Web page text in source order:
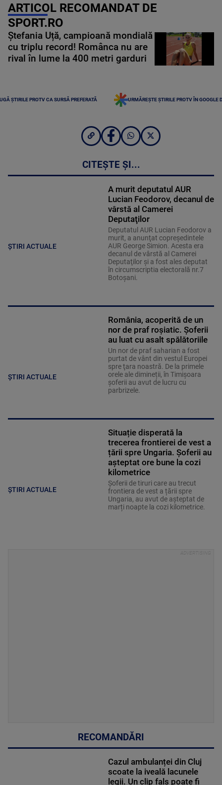
ARTICOL RECOMANDAT DE
SPORT.RO
Ștefania Uță, campioană mondială
cu triplu record! Românca nu are
rival în lume la 400 metri garduri
ȘTIRILE PROTV CA SURSĂ PREFERATĂ URMĂREȘTE ȘTIRILE PROTV ÎN GOOGLE
CITEȘTE ȘI...
ȘTIRI ACTUALE
A murit deputatul AUR
Lucian Feodorov, decanul de
vârstă al Camerei
Deputaţilor
Deputatul AUR Lucian Feodorov a
murit, a anunţat copreşedintele
AUR George Simion. Acesta era
decanul de vârstă al Camerei
Deputaţilor şi a fost ales deputat
în circumscriptia electorală nr.7
Botoşani.
ȘTIRI ACTUALE
România, acoperită de un
nor de praf roșiatic. Șoferii
au luat cu asalt spălătoriile
Un nor de praf saharian a fost
purtat de vânt din vestul Europei
spre ţara noastră. De la primele
orele ale dimineții, în Timișoara
şoferii au avut de lucru cu
parbrizele.
ȘTIRI ACTUALE
Situație disperată la
trecerea frontierei de vest a
țării spre Ungaria. Șoferii au
așteptat ore bune la cozi
kilometrice
Șoferii de tiruri care au trecut
frontiera de vest a țării spre
Ungaria, au avut de așteptat de
marți noapte la cozi kilometrice.
RECOMANDĂRI
Cazul ambulanței din Cluj
scoate la iveală lacunele
legii. Un clip fals poate fi